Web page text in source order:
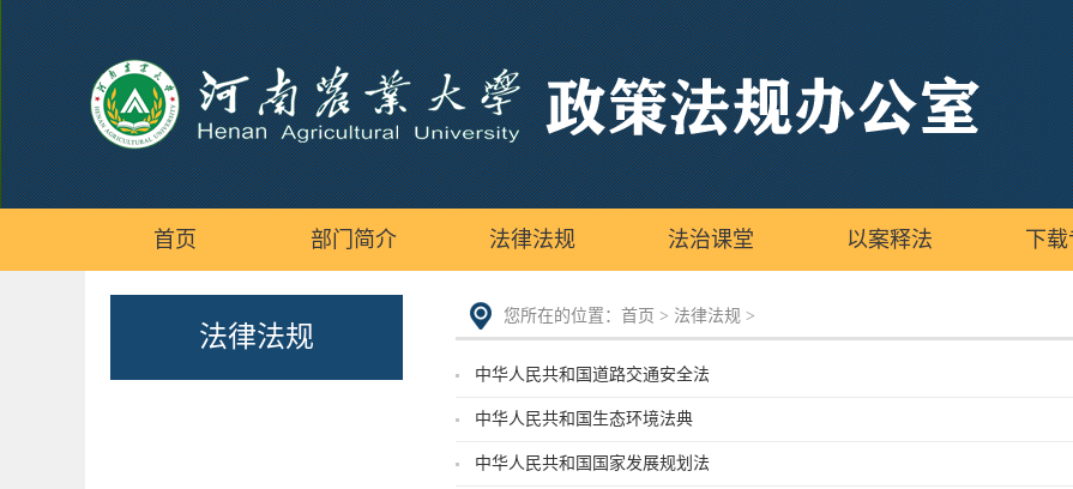
首页 部门简介 法律法规 法治课堂 以案释法 下
法律法规
您所在的位置： 首页 > 法律法规 >
中华人民共和国道路交通安全法
中华人民共和国生态环境法典
中华人民共和国国家发展规划法